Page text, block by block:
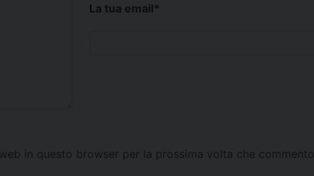
La tua email*
in questo browser per la prossima volta che commento.